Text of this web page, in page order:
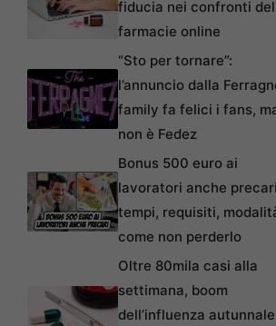
fiducia nei confronti
farmacie online
“Sto per tornare”:
l’annuncio dalla
family fa felici i fans,
non è Fedez
Bonus 500 euro ai
lavoratori anche
tempi, requisiti,
come non perderlo
Oltre 80mila casi alla
settimana, boom
dell’influenza